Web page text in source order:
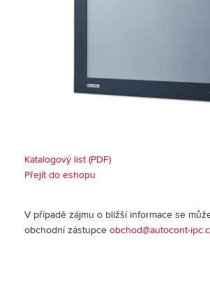
Katalogový list (PDF)
Přejít do eshopu
V případě zájmu o bližší informace se
obchodní zástupce obchod@autocont-